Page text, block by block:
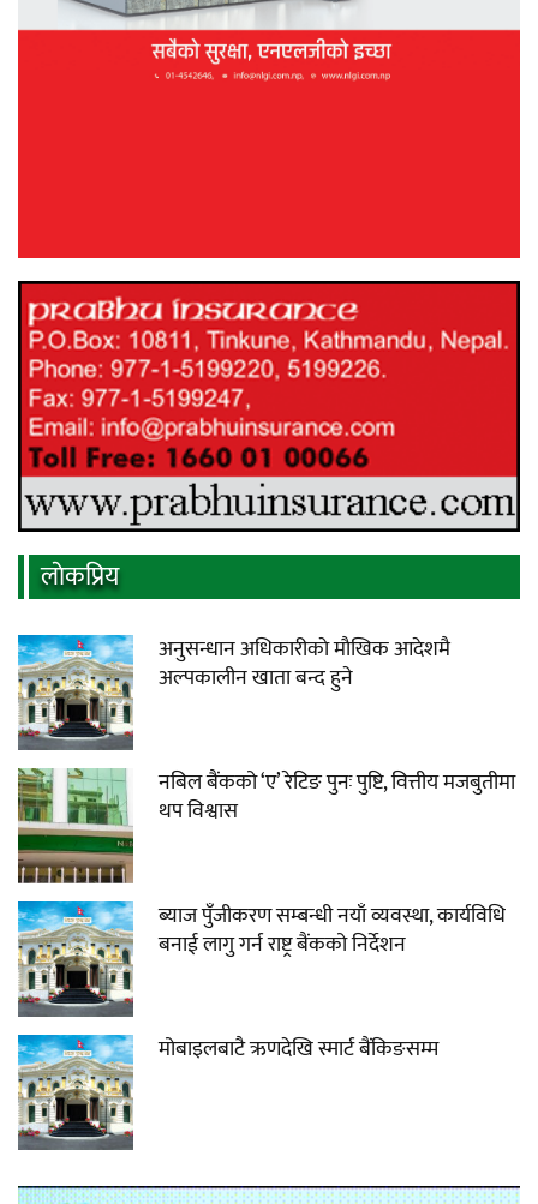
लाेकप्रिय
अनुसन्धान अधिकारीकाे माैखिक आदेशमै
अल्पकालीन खाता बन्द हुने
नबिल बैंकको ‘ए’ रेटिङ पुनः पुष्टि, वित्तीय मजबुतीमा
थप विश्वास
ब्याज पुँजीकरण सम्बन्धी नयाँ व्यवस्था, कार्यविधि
बनाई लागु गर्न राष्ट्र बैंकको निर्देशन
मोबाइलबाटै ऋणदेखि स्मार्ट बैंकिङसम्म